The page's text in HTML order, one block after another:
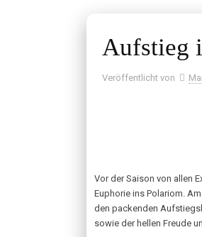
Aufstieg
Veröffentlicht von
Vor der Saison von allen
Euphorie ins Polariom.
den packenden
sowie der hellen Freude